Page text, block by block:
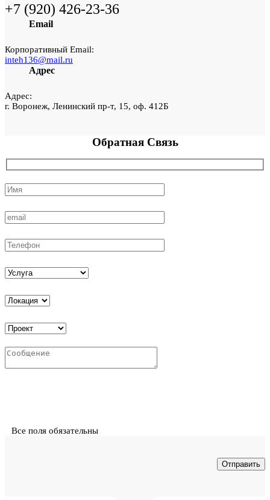
+7 (920) 426-23-36
Email
Корпоративный Email:
inteh136@mail.ru
Адрес
Адрес:
г. Воронеж, Ленинский пр-т, 15, оф. 412Б
Обратная Связь
Все поля обязательны